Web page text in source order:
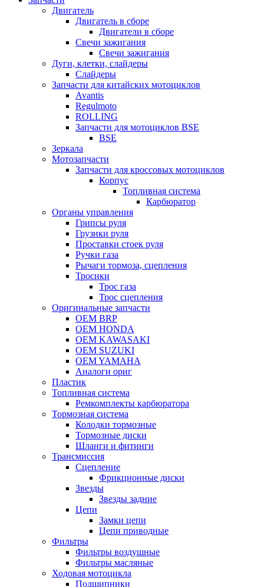
Двигатель
Двигатель в сборе
Двигатели в сборе
Свечи зажигания
Свечи зажигания
Дуги, клетки, слайдеры
Слайдеры
Запчасти для китайских мотоциклов
Avantis
Regulmoto
ROLLING
Запчасти для мотоциклов BSE
BSE
Зеркала
Мотозапчасти
Запчасти для кроссовых мотоциклов
Корпус
Топливная система
Карбюратор
Органы управления
Грипсы руля
Грузики руля
Проставки стоек руля
Ручки газа
Рычаги тормоза, сцепления
Тросики
Трос газа
Трос сцепления
Оригинальные запчасти
OEM BRP
OEM HONDA
OEM KAWASAKI
OEM SUZUKI
OEM YAMAHA
Аналоги ориг
Пластик
Топливная система
Ремкомплекты карбюратора
Тормозная система
Колодки тормозные
Тормозные диски
Шланги и фитинги
Трансмиссия
Cцепление
Фрикционные диски
Звезды
Звезды задние
Цепи
Замки цепи
Цепи приводные
Фильтры
Фильтры воздушные
Фильтры масляные
Ходовая мотоцикла
Подшипники